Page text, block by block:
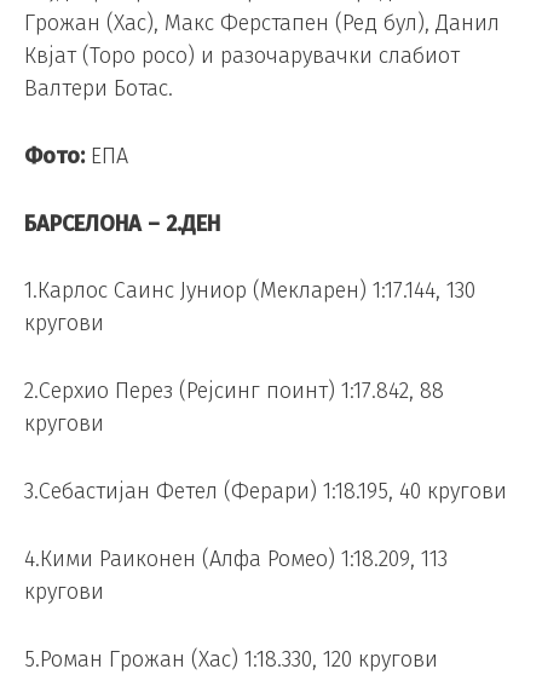
Грожан (Хас), Макс Ферстапен (Ред бул), Данил
Квјат (Торо росо) и разочарувачки слабиот
Валтери Ботас.
Фото: ЕПА
БАРСЕЛОНА – 2.ДЕН
1.Карлос Саинс Јуниор (Мекларен) 1:17.144, 130
кругови
2.Серхио Перез (Рејсинг поинт) 1:17.842, 88
кругови
3.Себастијан Фетел (Ферари) 1:18.195, 40 кругови
4.Кими Раиконен (Алфа Ромео) 1:18.209, 113
кругови
5.Роман Грожан (Хас) 1:18.330, 120 кругови